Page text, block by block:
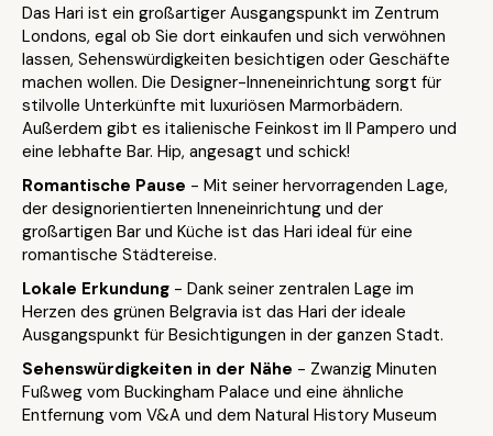
Das Hari ist ein großartiger Ausgangspunkt im Zentrum
Londons, egal ob Sie dort einkaufen und sich verwöhnen
lassen, Sehenswürdigkeiten besichtigen oder Geschäfte
machen wollen. Die Designer-Inneneinrichtung sorgt für
stilvolle Unterkünfte mit luxuriösen Marmorbädern.
Außerdem gibt es italienische Feinkost im Il Pampero und
eine lebhafte Bar. Hip, angesagt und schick!
Romantische Pause - Mit seiner hervorragenden Lage,
der designorientierten Inneneinrichtung und der
großartigen Bar und Küche ist das Hari ideal für eine
romantische Städtereise.
Lokale Erkundung - Dank seiner zentralen Lage im
Herzen des grünen Belgravia ist das Hari der ideale
Ausgangspunkt für Besichtigungen in der ganzen Stadt.
Sehenswürdigkeiten in der Nähe - Zwanzig Minuten
Fußweg vom Buckingham Palace und eine ähnliche
Entfernung vom V&A und dem Natural History Museum